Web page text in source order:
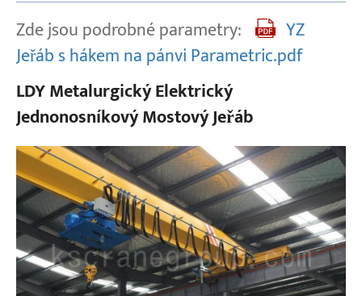
Zde jsou podrobné parametry:
YZ
Jeřáb s hákem na pánvi Parametric.pdf
LDY Metalurgický Elektrický
Jednonosníkový Mostový Jeřáb